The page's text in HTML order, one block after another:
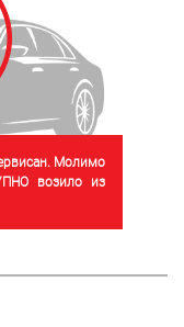
Молимо
возило из